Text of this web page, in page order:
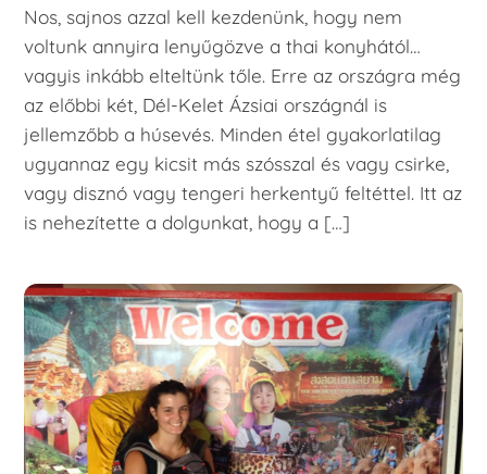
Nos, sajnos azzal kell kezdenünk, hogy nem
voltunk annyira lenyűgözve a thai konyhától…
vagyis inkább elteltünk tőle. Erre az országra még
az előbbi két, Dél-Kelet Ázsiai országnál is
jellemzőbb a húsevés. Minden étel gyakorlatilag
ugyannaz egy kicsit más szósszal és vagy csirke,
vagy disznó vagy tengeri herkentyű feltéttel. Itt az
is nehezítette a dolgunkat, hogy a […]